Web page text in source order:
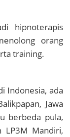
hipnoterapis
orang
training.
Indonesia, ada
Jawa
berbeda pula,
LP3M Mandiri,